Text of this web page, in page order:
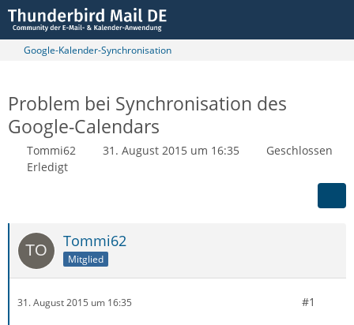
Google-Kalender-Synchronisation
Problem bei Synchronisation des
Google-Calendars
Tommi62 31. August 2015 um 16:35
Geschlossen
Erledigt
Tommi62
Mitglied
31. August 2015 um 16:35 #1